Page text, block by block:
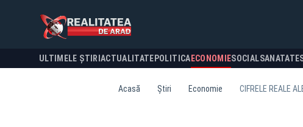
ULTIMELE ȘTIRI ACTUALITATE POLITICA ECONOMIESOCIALSANATATE
Acasă Știri Economie CIFRELE REALE